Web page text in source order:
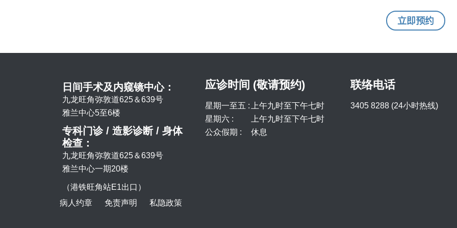
立即预约
日间手术及内窥镜中心：
九龙旺角弥敦道625＆639号
雅兰中心5至6楼
专科门诊 / 造影诊断 / 身体
检查：
九龙旺角弥敦道625＆639号
雅兰中心一期20楼
（港铁旺角站E1出口）
应诊时间 (敬请预约)
星期一至五 :
上午九时至下午七时
星期六 :
上午九时至下午七时
公众假期 :
休息
联络电话
3405 8288 (24小时热线)
病人约章 免责声明 私隐政策